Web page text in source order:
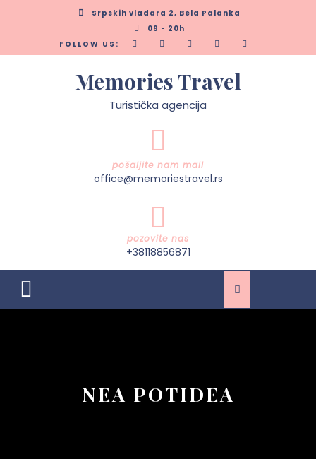
Srpskih vladara 2, Bela Palanka
09 - 20h
FOLLOW US:
Memories Travel
Turistička agencija
pošaljite nam mail
office@memoriestravel.rs
pozovite nas
+38118856871
Open
NEA POTIDEA